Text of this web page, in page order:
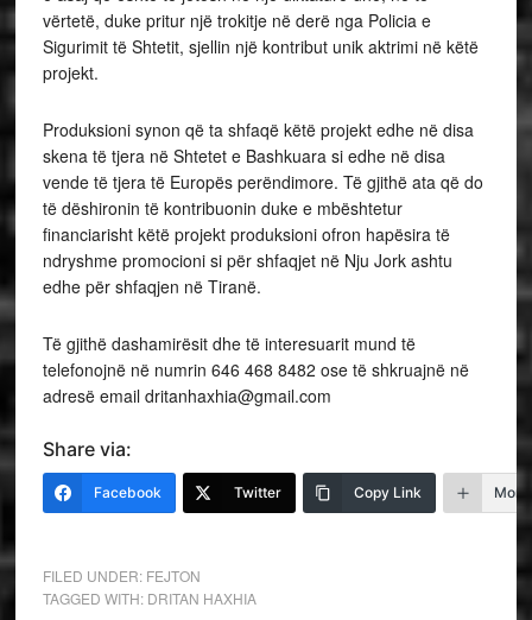
vërtetë, duke pritur një trokitje në derë nga Policia e
Sigurimit të Shtetit, sjellin një kontribut unik aktrimi në këtë
projekt.
Produksioni synon që ta shfaqë këtë projekt edhe në disa
skena të tjera në Shtetet e Bashkuara si edhe në disa
vende të tjera të Europës perëndimore. Të gjithë ata që do
të dëshironin të kontribuonin duke e mbështetur
financiarisht këtë projekt produksioni ofron hapësira të
ndryshme promocioni si për shfaqjet në Nju Jork ashtu
edhe për shfaqjen në Tiranë.
Të gjithë dashamirësit dhe të interesuarit mund të
telefonojnë në numrin 646 468 8482 ose të shkruajnë në
adresë email dritanhaxhia@gmail.com
Share via:
Facebook Twitter Copy Link More
FILED UNDER: FEJTON
TAGGED WITH: DRITAN HAXHIA